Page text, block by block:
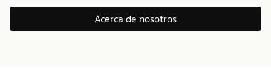
Acerca de nosotros